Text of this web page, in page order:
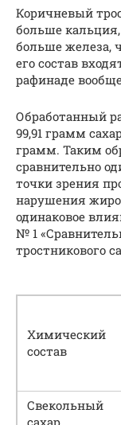
Коричневый
больше кальция,
больше железа,
его состав
рафинаде
Обработанный
99,91 грамм
грамм. Таким
сравнительно
точки зрения
нарушения
одинаковое
№ 1
тростникового
Химический
состав
Свекольный